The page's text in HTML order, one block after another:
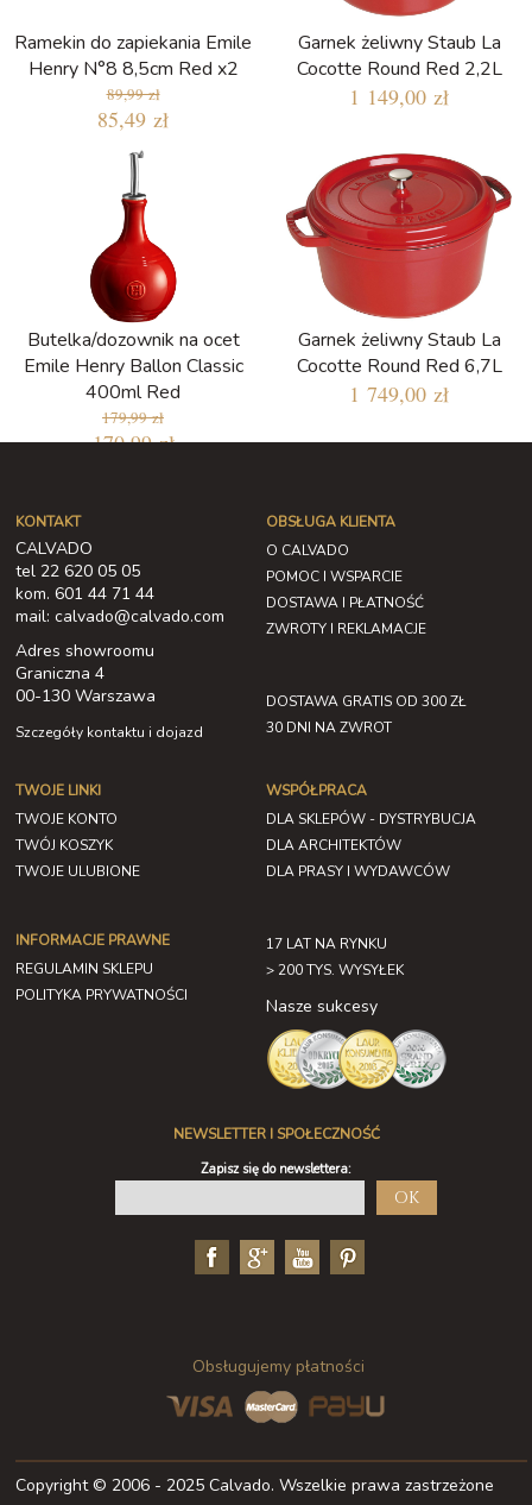
Ramekin do zapiekania Emile
Henry N°8 8,5cm Red x2
89,99 zł
85,49 zł
Garnek żeliwny Staub La
Cocotte Round Red 2,2L
1 149,00 zł
Butelka/dozownik na ocet
Emile Henry Ballon Classic
400ml Red
179,99 zł
170,99 zł
Garnek żeliwny Staub La
Cocotte Round Red 6,7L
1 749,00 zł
KONTAKT
CALVADO
tel 22 620 05 05
kom. 601 44 71 44
mail: calvado@calvado.com
Adres showroomu
Graniczna 4
00-130 Warszawa
Szczegóły kontaktu i dojazd
OBSŁUGA KLIENTA
O CALVADO
POMOC I WSPARCIE
DOSTAWA I PŁATNOŚĆ
ZWROTY I REKLAMACJE
DOSTAWA GRATIS OD 300 ZŁ
30 DNI NA ZWROT
TWOJE LINKI
TWOJE KONTO
TWÓJ KOSZYK
TWOJE ULUBIONE
INFORMACJE PRAWNE
REGULAMIN SKLEPU
POLITYKA PRYWATNOŚCI
WSPÓŁPRACA
DLA SKLEPÓW - DYSTRYBUCJA
DLA ARCHITEKTÓW
DLA PRASY I WYDAWCÓW
17 LAT NA RYNKU
> 200 TYS. WYSYŁEK
Nasze sukcesy
NEWSLETTER I SPOŁECZNOŚĆ
Zapisz się do newslettera:
OK
Obsługujemy płatności
Copyright © 2006 - 2025 Calvado. Wszelkie prawa zastrzeżone